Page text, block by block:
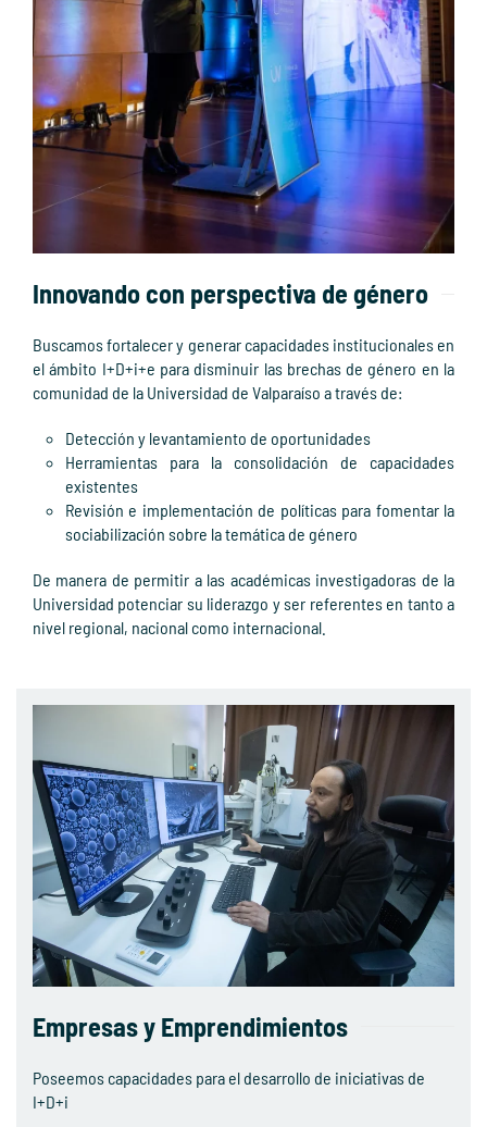
Innovando con perspectiva de género
Buscamos fortalecer y generar capacidades institucionales en
el ámbito I+D+i+e para disminuir las brechas de género en la
comunidad de la Universidad de Valparaíso a través de:
Detección y levantamiento de oportunidades
Herramientas para la consolidación de capacidades
existentes
Revisión e implementación de políticas para fomentar la
sociabilización sobre la temática de género
De manera de permitir a las académicas investigadoras de la
Universidad potenciar su liderazgo y ser referentes en tanto a
nivel regional, nacional como internacional.
Empresas y Emprendimientos
Poseemos capacidades para el desarrollo de iniciativas de
I+D+i